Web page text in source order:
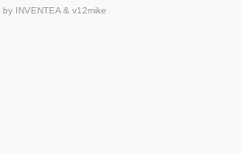
INVENTEA & v12mike